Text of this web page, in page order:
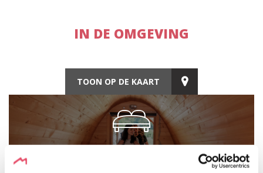
IN DE OMGEVING
TOON OP DE KAART